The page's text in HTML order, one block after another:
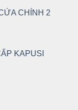
CHÍNH 2
KAPUSI